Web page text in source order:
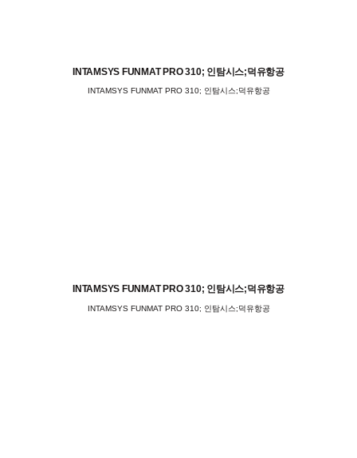
INTAMSYS FUNMAT PRO 310; 인탐시스;덕유항공
INTAMSYS FUNMAT PRO 310; 인탐시스;덕유항공
INTAMSYS FUNMAT PRO 310; 인탐시스;덕유항공
INTAMSYS FUNMAT PRO 310; 인탐시스;덕유항공